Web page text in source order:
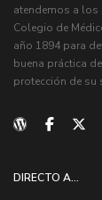
atendemos a los
Colegio de
año 1894 para
buena práctica
protección de su
DIRECTO A...